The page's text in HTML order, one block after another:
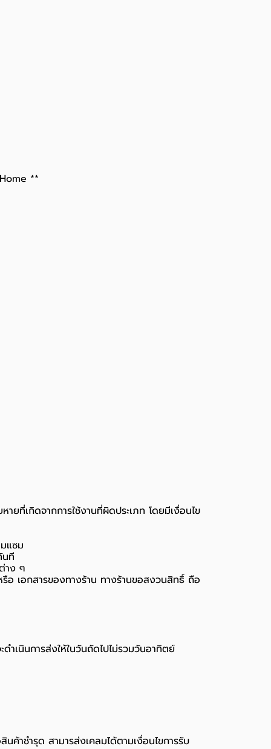
**
ยที่เกิดจากการใช้งานที่ผิดประเภท โดยมีเงื่อนไข
แซม
ที
าง ๆ
เอกสารของทางร้าน ทางร้านขอสงวนสิทธิ์ ถือ
เนินการส่งให้ในวันถัดไปไม่รวมวันอาทิตย์
าชำรุด สามารส่งเคลมได้ตามเงื่อนไขการรับ